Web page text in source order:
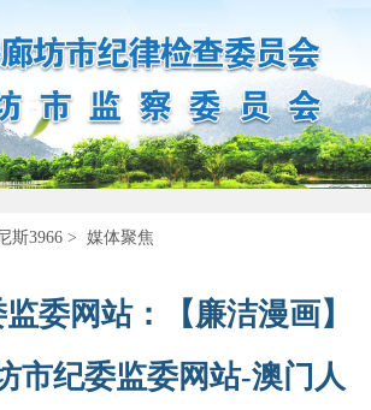
斯3966 > 媒体聚焦
委网站：【廉洁漫画】
市纪委监委网站-澳门人